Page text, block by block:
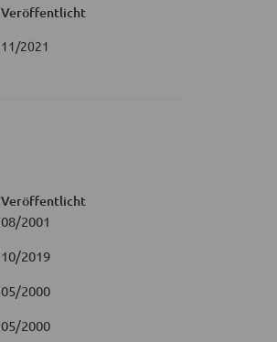
Veröffentlicht
11/2021
Veröffentlicht
08/2001
10/2019
05/2000
05/2000